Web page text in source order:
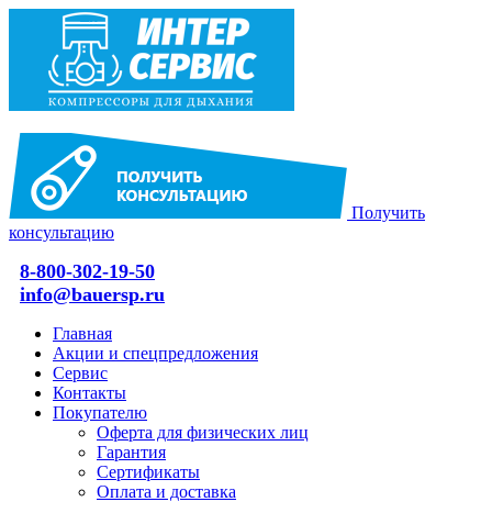
Получить
консультацию
8-800-302-19-50
info@bauersp.ru
Главная
Акции и спецпредложения
Сервис
Контакты
Покупателю
Оферта для физических лиц
Гарантия
Сертификаты
Оплата и доставка